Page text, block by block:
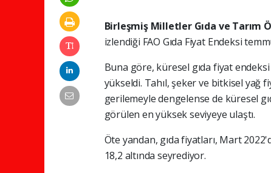
Birleşmiş Milletler Gıda ve Tarım
izlendiği FAO Gıda Fiyat Endeksi
Buna göre, küresel gıda fiyat
yükseldi. Tahıl, şeker ve bitkisel yağ
gerilemeyle dengelense de küresel
görülen en yüksek seviyeye ulaştı.
Öte yandan, gıda fiyatları, Mart
18,2 altında seyrediyor.